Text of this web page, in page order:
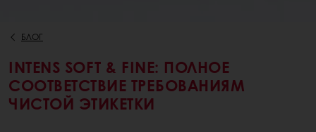
БЛОГ
INTENS SOFT & FINE: ПОЛНОЕ
СООТВЕТСТВИЕ ТРЕБОВАНИЯМ
ЧИСТОЙ ЭТИКЕТКИ